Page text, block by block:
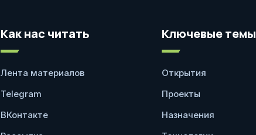
Как нас читать
Лента материалов
Telegram
ВКонтакте
Ключевые темы
Открытия
Проекты
Назначения